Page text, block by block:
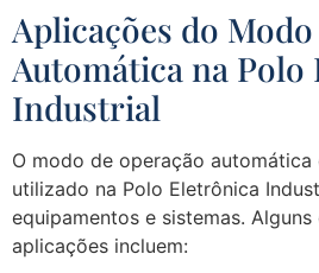
Aplicações do
Automática na
Industrial
O modo de operação automática
utilizado na Polo Eletrônica
equipamentos e sistemas.
aplicações incluem: